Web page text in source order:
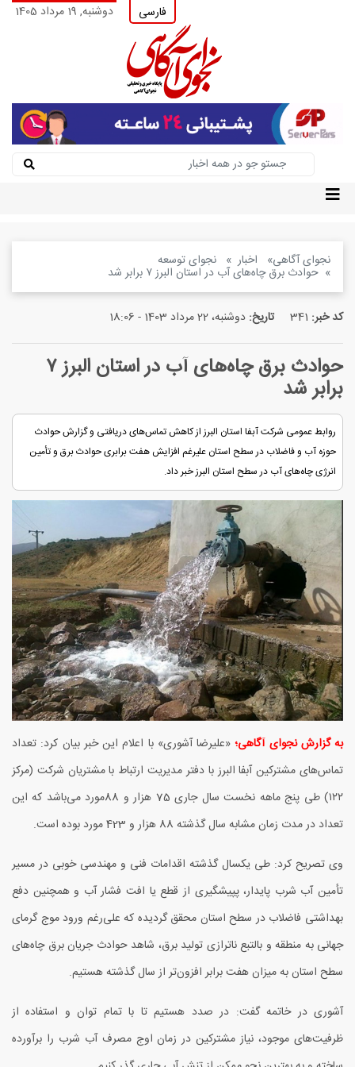
دوشنبه, 19 مرداد 1405 فارسی
نجوای آگاهی اخبار نجوای توسعه
حوادث برق چاه‌های آب در استان البرز ۷ برابر شد
کد خبر: 341 تاریخ: دوشنبه، 22 مرداد 1403 - 18:06
حوادث برق چاه‌های آب در استان البرز ۷
برابر شد
روابط عمومی شرکت آبفا استان البرز از کاهش تماس‌های دریافتی و گزارش حوادث
حوزه آب و فاضلاب در سطح استان علیرغم افزایش هفت برابری حوادث برق و تأمین
انرژی چاه‌های آب در سطح استان البرز خبر داد.
به گزارش نجوای آگاهی؛ «علیرضا آشوری» با اعلام این خبر بیان کرد: تعداد
تماس‌های مشترکین آبفا البرز با دفتر مدیریت ارتباط با مشتریان شرکت (مرکز
۱۲۲)
طی پنج ماهه نخست سال جاری 75 هزار و 88مورد می‌باشد که این
تعداد در مدت زمان مشابه سال گذشته 88 هزار و 423 مورد بوده است.
وی تصریح کرد: طی یکسال گذشته اقدامات فنی و مهندسی خوبی در مسیر
تأمین آب شرب پایدار، پپیشگیری از قطع یا افت فشار آب و همچنین دفع
بهداشتی فاضلاب در سطح استان محقق گردیده که علی‌رغم ورود موج گرمای
جهانی به منطقه و بالتبع ناترازی تولید برق، شاهد حوادث جریان برق چاه‌های
سطح استان به میزان هفت برابر افزون‌تر از سال گذشته هستیم.
آشوری در خاتمه گفت: در صدد هستیم تا با تمام توان و استفاده از
ظرفیت‌های موجود، نیاز مشترکین در زمان اوج مصرف آب شرب را برآورده